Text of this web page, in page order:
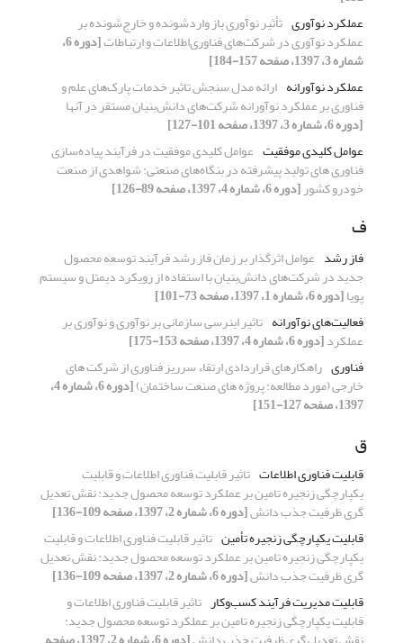
عملکرد نوآوری تأثیر نوآوری باز واردشونده و خارج‌شونده بر
عملکرد نوآوری در شرکت‌های فناوری‌اطلاعات و ارتباطات [دوره 6،
شماره 3، 1397، صفحه 157-184]
عملکرد نوآورانه ارائه مدل سنجش تاثیر خدمات پارک‌های علم و
فناوری بر عملکرد نوآورانه شرکت‌های دانش‌بنیان مستقر در آنها
[دوره 6، شماره 3، 1397، صفحه 101-127]
عوامل کلیدی موفقیت عوامل کلیدی موفقیت در فرآیند پیاده‌سازی
فناوری های تولید پیشرفته در بنگاه‌های صنعتی: شواهدی از صنعت
خودرو کشور[دوره 6، شماره 4، 1397، صفحه 89-126]
ف
فاز رشد عوامل اثرگذار بر زمان فاز رشد فرآیند توسعه محصول
جدید در شرکت‌های دانش‌بنیان با استفاده از رویکرد دیمتل و سیستم
پویا[دوره 6، شماره 1، 1397، صفحه 73-101]
فعالیت‌های نوآورانه تاثیر اینرسی سازمانی بر نوآوری و نوآوری بر
عملکرد[دوره 6، شماره 4، 1397، صفحه 153-175]
فناوری راهکارهای قراردادی ارتقاء سرریز فناوری از شرکت های
خارجی (مورد مطالعه: پروژه های صنعت ساختمان) [دوره 6، شماره 4،
1397، صفحه 127-151]
ق
قابلیت فناوری اطلاعات تاثیر قابلیت فناوری اطلاعات و قابلیت
یکپارچگی زنجیره تامین بر عملکرد توسعه محصول جدید: نقش تعدیل
گری ظرفیت جذب دانش[دوره 6، شماره 2، 1397، صفحه 109-136]
قابلیت یکپارچگی زنجیره تأمین تاثیر قابلیت فناوری اطلاعات و قابلیت
یکپارچگی زنجیره تامین بر عملکرد توسعه محصول جدید: نقش تعدیل
گری ظرفیت جذب دانش[دوره 6، شماره 2، 1397، صفحه 109-136]
قابلیت مدیریت فرآیند کسب‌وکار تاثیر قابلیت فناوری اطلاعات و
قابلیت یکپارچگی زنجیره تامین بر عملکرد توسعه محصول جدید: